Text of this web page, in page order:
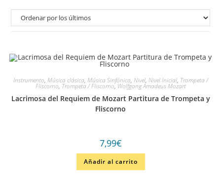
Instrumento, Música clásica, Música Sinfónica, Nivel, Nivel Inicial, Trompeta /
Fliscorno, Trompeta / Fliscorno, Wolfgang Amadeus Mozart
Lacrimosa del Requiem de Mozart Partitura de Trompeta y
Fliscorno
7,99€
Añadir al carrito